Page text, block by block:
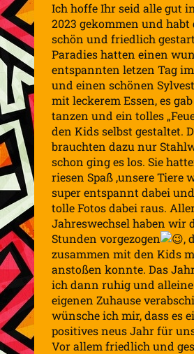
Ich hoffe Ihr seid alle gut
2023 gekommen und habt
schön und friedlich
Paradies hatten einen
entspannten letzen Tag
und einen schönen
mit leckerem Essen, es
tanzen und ein tolles
den Kids selbst gestaltet.
brauchten dazu nur
schon ging es los. Sie
riesen Spaß ,unsere Tiere
super entspannt dabei
tolle Fotos dabei raus.
Jahreswechsel haben wir
Stunden vorgezogen
,
zusammen mit den Kids
anstoßen konnte. Das
ich dann ruhig und
eigenen Zuhause
wünsche ich mir, dass es
positives neus Jahr für
Vor allem friedlich und